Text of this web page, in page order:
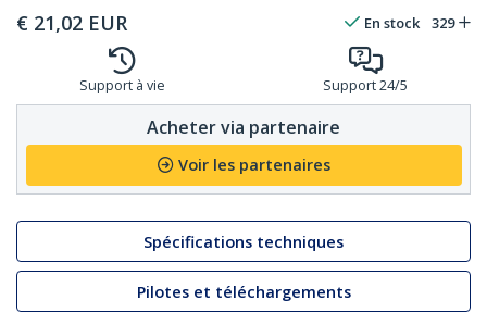
€ 21,02 EUR En stock 329
Support à vie Support 24/5
Acheter via partenaire
Voir les partenaires
Spécifications techniques
Pilotes et téléchargements